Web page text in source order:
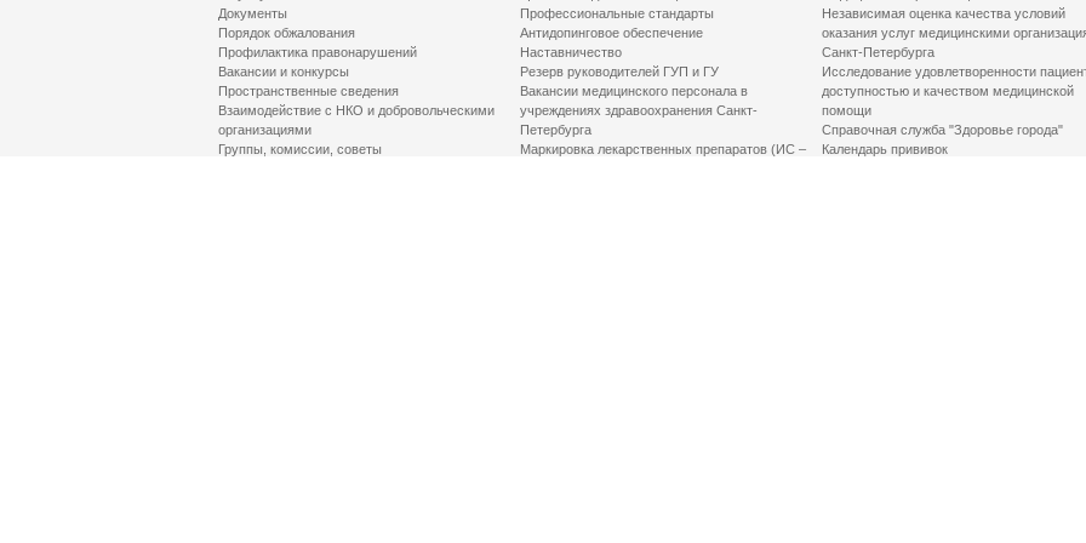
Документы
Порядок обжалования
Профилактика правонарушений
Вакансии и конкурсы
Пространственные сведения
Взаимодействие с НКО и добровольческими
организациями
Группы, комиссии, советы
Профессиональные стандарты
Антидопинговое обеспечение
Наставничество
Резерв руководителей ГУП и ГУ
Вакансии медицинского персонала в
учреждениях здравоохранения Санкт-
Петербурга
Маркировка лекарственных препаратов (ИС –
Независимая оценка качества условий
оказания услуг медицинскими
Санкт-Петербурга
Исследование удовлетворенности
доступностью и качеством медицинской
помощи
Справочная служба "Здоровье города"
Календарь прививок